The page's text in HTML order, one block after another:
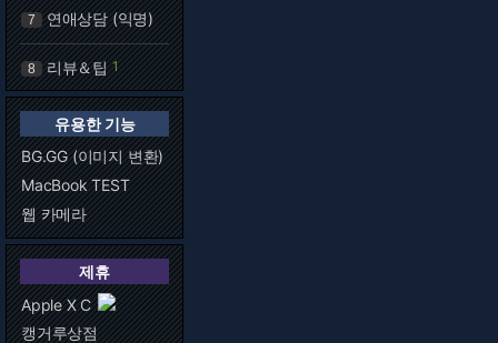
7 연애상담 (익명)
8 리뷰＆팁 1
유용한 기능
BG.GG (이미지 변환)
MacBook TEST
웹 카메라
제휴
Apple X C
캥거루상점